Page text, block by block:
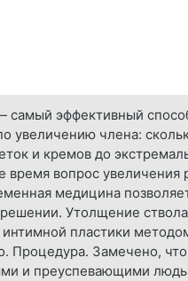
эффективный
увеличению члена:
и кремов до
вопрос увеличения
медицина
Утолщение
пластики
Процедура. Замечено,
и преуспевающими